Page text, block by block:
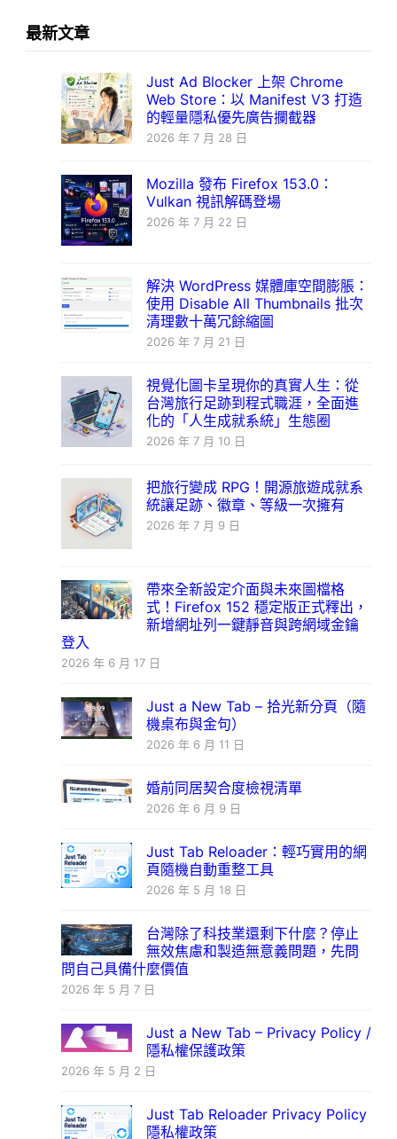
最新文章
Just Ad Blocker 上架 Chrome
Web Store：以 Manifest V3 打造
的輕量隱私優先廣告攔截器
2026 年 7 月 28 日
Mozilla 發布 Firefox 153.0：
Vulkan 視訊解碼登場
2026 年 7 月 22 日
解決 WordPress 媒體庫空間膨脹：
使用 Disable All Thumbnails 批次
清理數十萬冗餘縮圖
2026 年 7 月 21 日
視覺化圖卡呈現你的真實人生：從
台灣旅行足跡到程式職涯，全面進
化的「人生成就系統」生態圈
2026 年 7 月 10 日
把旅行變成 RPG！開源旅遊成就系
統讓足跡、徽章、等級一次擁有
2026 年 7 月 9 日
帶來全新設定介面與未來圖檔格
式！Firefox 152 穩定版正式釋出，
新增網址列一鍵靜音與跨網域金鑰
登入
2026 年 6 月 17 日
Just a New Tab – 拾光新分頁（隨
機桌布與金句）
2026 年 6 月 11 日
婚前同居契合度檢視清單
2026 年 6 月 9 日
Just Tab Reloader：輕巧實用的網
頁隨機自動重整工具
2026 年 5 月 18 日
台灣除了科技業還剩下什麼？停止
無效焦慮和製造無意義問題，先問
問自己具備什麼價值
2026 年 5 月 7 日
Just a New Tab – Privacy Policy /
隱私權保護政策
2026 年 5 月 2 日
Just Tab Reloader Privacy Policy
隱私權政策